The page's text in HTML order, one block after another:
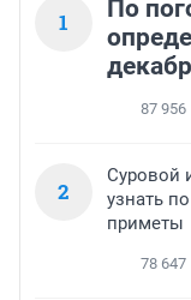
1
По
87 956
2
Суровой
узнать
приметы
78 647